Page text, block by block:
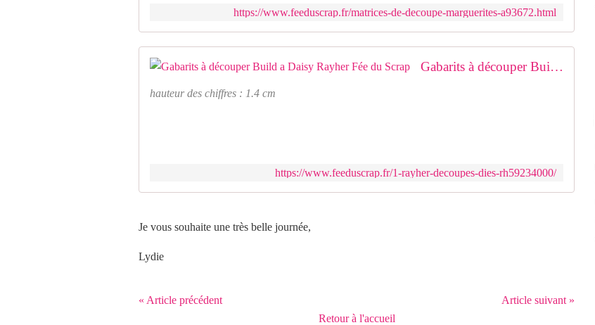
https://www.feeduscrap.fr/matrices-de-decoupe-marguerites-a93672.html
Gabarits à découper Build a Daisy Rayher Fée du Scrap
hauteur des chiffres : 1.4 cm
https://www.feeduscrap.fr/1-rayher-decoupes-dies-rh59234000/
Je vous souhaite une très belle journée,
Lydie
« Article précédent
Article suivant »
Retour à l'accueil